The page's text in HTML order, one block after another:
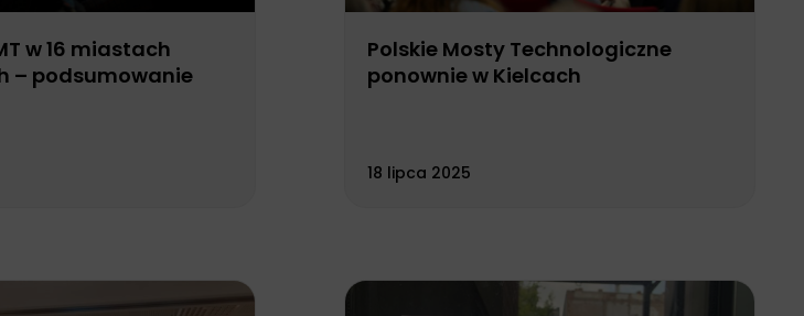
w 16 miastach
– podsumowanie
Polskie Mosty Technologiczne
ponownie w Kielcach
18 lipca 2025